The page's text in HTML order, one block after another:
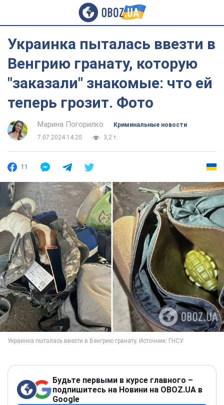
Украинка пыталась ввезти в
Венгрию гранату, которую
"заказали" знакомые: что ей
теперь грозит. Фото
Марина Погорилко
Криминальные новости
7.07.2024 14:20
3,2 т.
11
Будьте первыми в курсе главного –
подпишитесь на Новини на OBOZ.UA в
Google